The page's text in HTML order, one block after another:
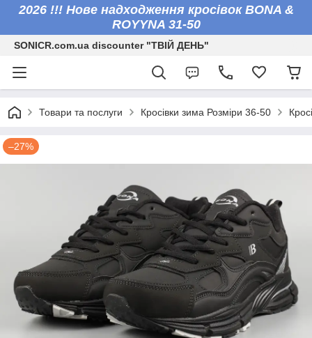
2026 !!! Нове надходження кросівок BONA &
ROYYNA 31-50
SONICR.com.ua discounter "ТВІЙ ДЕНЬ"
Товари та послуги Кросівки зима Розміри 36-50
–27%